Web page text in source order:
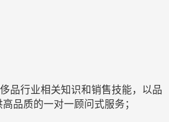
品行业相关知识和销售技能，以品
品质的一对一顾问式服务；